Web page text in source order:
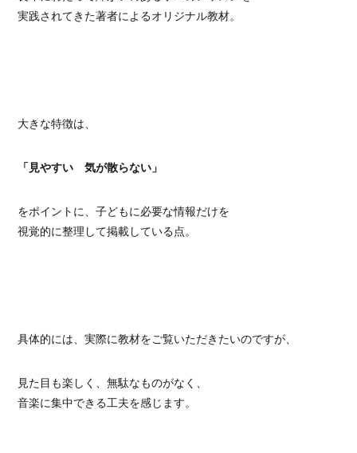
実践されてきた著者によるオリジナル教材。
大きな特徴は、
「見やすい 気が散らない」
をポイントに、子どもに必要な情報だけを
視覚的に整理して掲載している点。
具体的には、実際に教材をご覧いただきたいのですが、
見た目も楽しく、無駄なものがなく、
音楽に集中できる工夫を感じます。